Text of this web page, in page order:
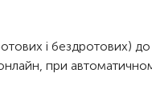
і бездротових) до
при